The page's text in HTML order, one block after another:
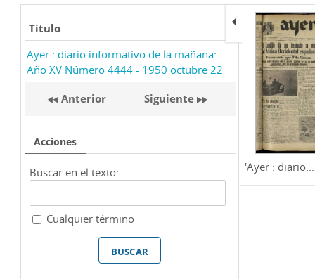
Título
Ayer : diario informativo de la mañana:
Año XV Número 4444 - 1950 octubre 22
Anterior Siguiente
Acciones
Buscar en el texto:
Cualquier término
'Ayer : diario...